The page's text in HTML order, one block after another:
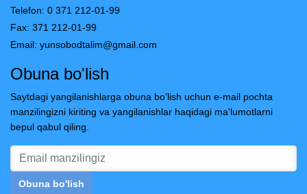
Telefon: 0 371 212-01-99
Fax: 371 212-01-99
Email: yunsobodtalim@gmail.com
Obuna bo'lish
Saytdagi yangilanishlarga obuna bo'lish uchun e-mail pochta
manzilingizni kiriting va yangilanishlar haqidagi ma'lumotlarni
bepul qabul qiling.
Obuna bo'lish